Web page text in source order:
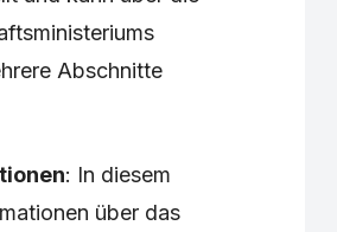
Abschnitte
: In diesem
über das